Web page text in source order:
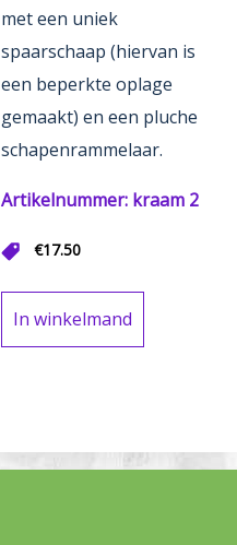
met een uniek
spaarschaap (hiervan is
een beperkte oplage
gemaakt) en een pluche
schapenrammelaar.
Artikelnummer: kraam 2
€17.50
In winkelmand